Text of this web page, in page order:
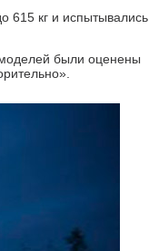
615 кг и испытывались
были оценены